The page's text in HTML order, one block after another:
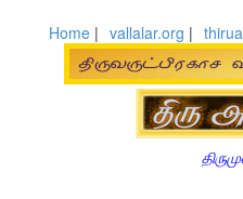
Home | vallalar.org |